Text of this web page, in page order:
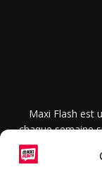
Maxi Flash est
chaque semaine
2015, dans les
2022, et à